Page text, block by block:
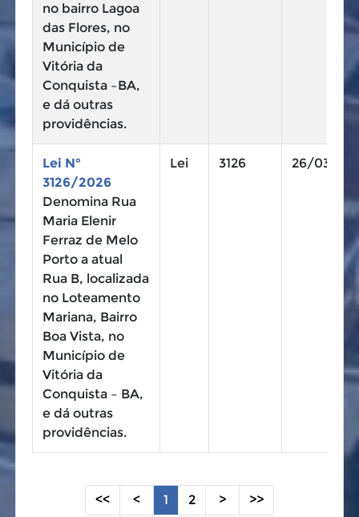
no bairro Lagoa
das Flores, no
Município de
Vitória da
Conquista –BA,
e dá outras
providências.
Lei N°
3126/2026
Denomina Rua
Maria Elenir
Ferraz de Melo
Porto a atual
Rua B, localizada
no Loteamento
Mariana, Bairro
Boa Vista, no
Município de
Vitória da
Conquista – BA,
e dá outras
providências.
Lei 3126 26/03/
<< < 1 2 > >>